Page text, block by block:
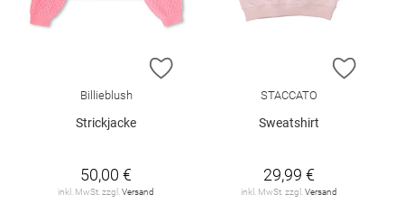
ZUR WUNSCHLISTE HINZUFÜGEN
Billieblush
Strickjacke
50,00 €
inkl. MwSt. zzgl. Versand
ZUR
STACCATO
Sweatshirt
29,99 €
inkl. MwSt. zzgl. Versand